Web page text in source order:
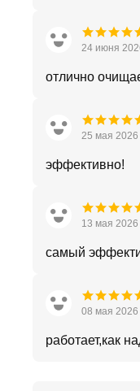
24 июня
отлично
25 мая 2026
эффективно!
13 мая 2026
самый
08 мая 2026
работает,как